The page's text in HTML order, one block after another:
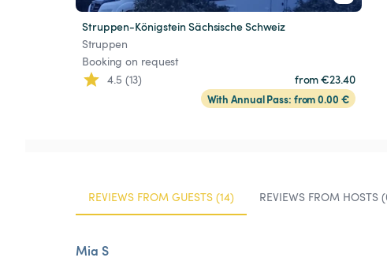
Struppen-Königstein Sächsische Schweiz
Struppen
Booking on request
4.5 (13)
from €23.40
With Annual Pass: from 0.00 €
REVIEWS FROM GUESTS (14) REVIEWS FROM HOSTS
Mia S